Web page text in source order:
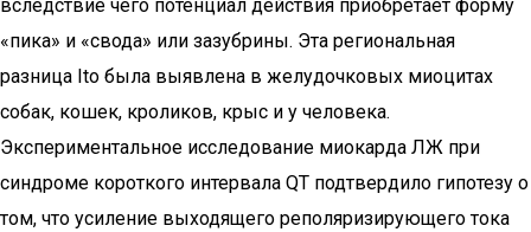
вследствие чего потенциал действия приобретает форму
«пика» и «свода» или зазубрины. Эта региональная
разница Ito была выявлена в желудочковых миоцитах
собак, кошек, кроликов, крыс и у человека.
Экспериментальное исследование миокарда ЛЖ при
синдроме короткого интервала QT подтвердило гипотезу о
том, что усиление выходящего реполяризирующего тока